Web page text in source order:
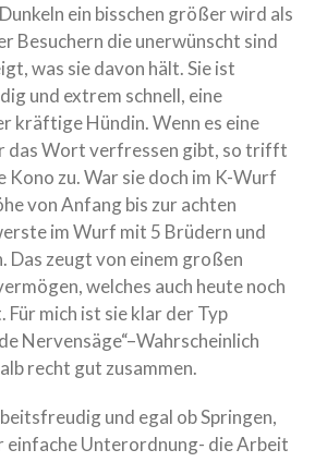
Juni 2021
Mai 2021
Februar 2021
Januar 2021
Dezember 2020
November 2020
Oktober 2020
August 2020
Juli 2020
April 2020
August 2019
Juni 2019
ein bisschen größer wird als
Besuchern die unerwünscht sind
was sie davon hält. Sie ist
und extrem schnell, eine
kräftige Hündin. Wenn es eine
das Wort verfressen gibt, so trifft
Kono zu. War sie doch im K-Wurf
von Anfang bis zur achten
im Wurf mit 5 Brüdern und
Das zeugt von einem großen
welches auch heute noch
Für mich ist sie klar der Typ
Nervensäge“–Wahrscheinlich
recht gut zusammen.
und egal ob Springen,
Unterordnung- die Arbeit